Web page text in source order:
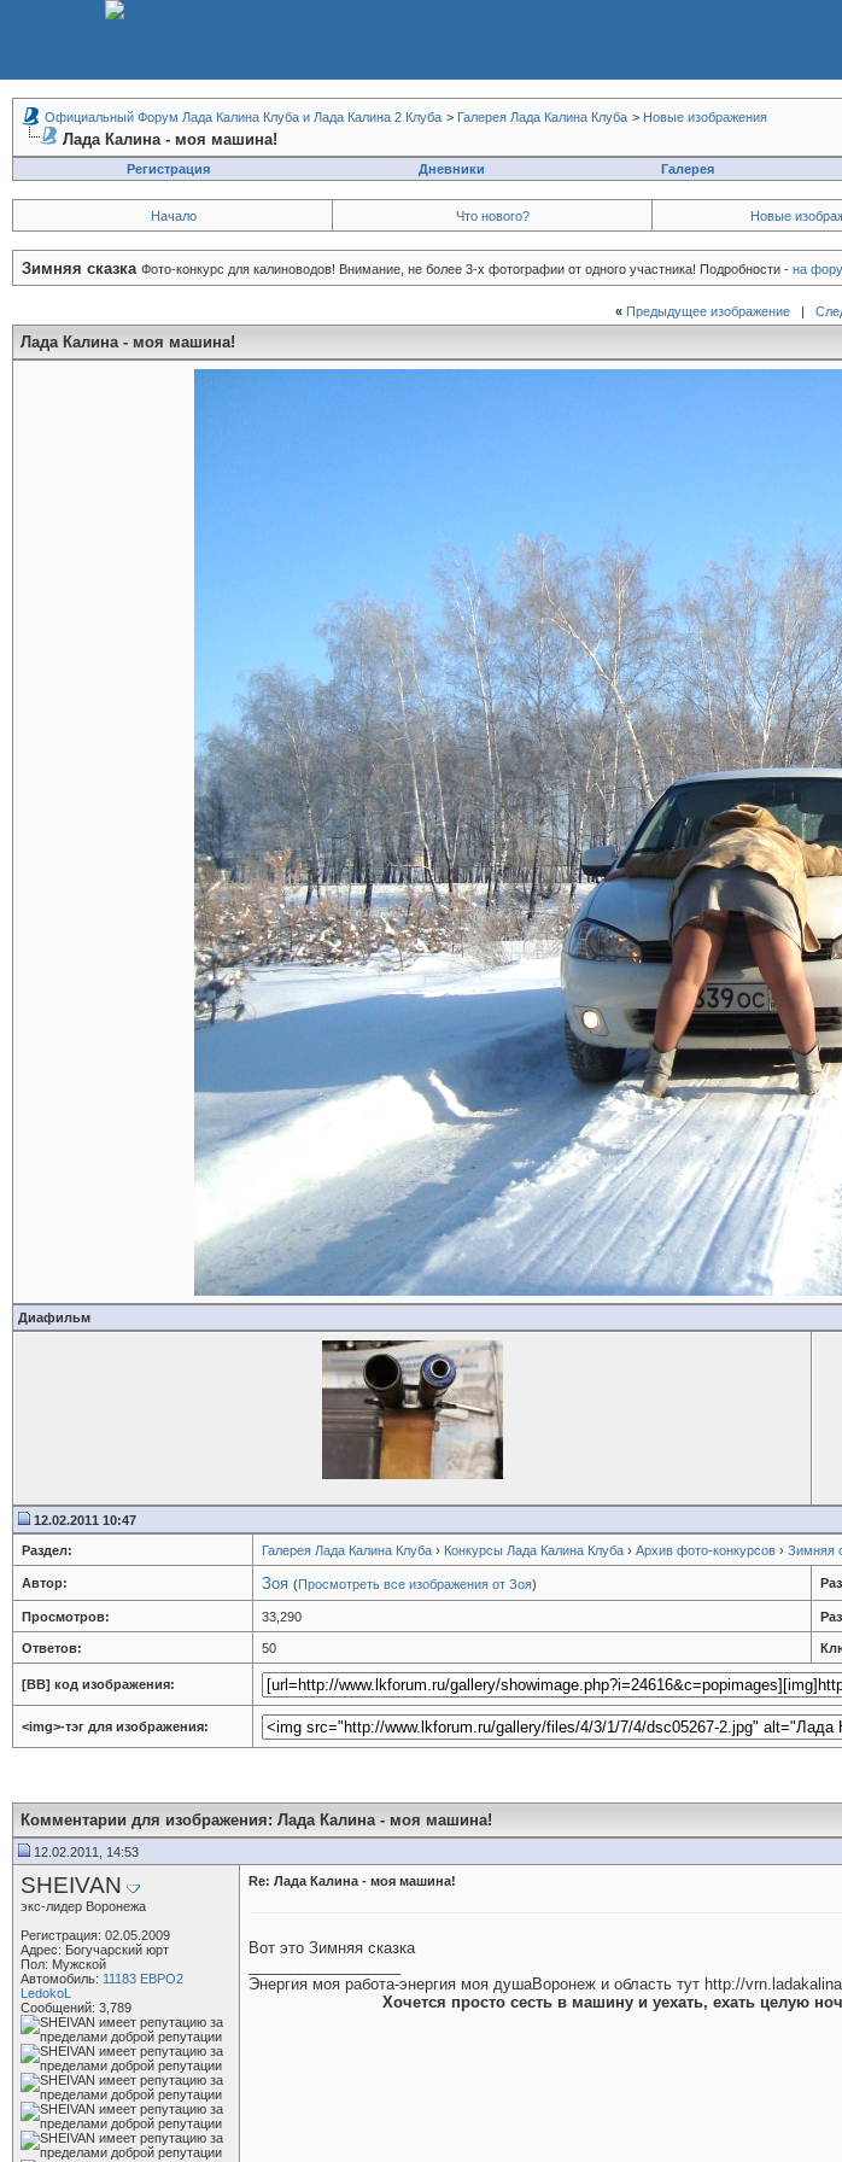
Официальный Форум Лада Калина Клуба и Лада Калина 2 Клуба > Галерея Лада Калина Клуба > Новые изображения
Лада Калина - моя машина!
Регистрация
Дневники Галерея
Начало Что нового? Новые
Зимняя сказка Фото-конкурс для калиноводов! Внимание, не более 3-х фотографии от одного участника! Подробности - на
« Предыдущее изображение|
Лада Калина - моя машина!
Диафильм
12.02.2011 10:47
Раздел: Галерея Лада Калина Клуба › Конкурсы Лада Калина Клуба › Архив фото-конкурсов › Зимняя
Автор: Зоя (Просмотреть все изображения от Зоя)
Просмотров: 33,290
Ответов: 50
[BB] код изображения:
<img>-тэг для изображения:
Комментарии для изображения: Лада Калина - моя машина!
12.02.2011, 14:53
SHEIVAN
экс-лидер Воронежа
Регистрация: 02.05.2009
Адрес: Богучарский юрт
Пол: Мужской
Автомобиль: 11183 ЕВРО2
LedokoL
Сообщений: 3,789
Re: Лада Калина - моя машина!
Вот это Зимняя сказка
Энергия моя работа-энергия моя душаВоронеж и область тут http://
Хочется просто сесть в машину и уехать, ехать целую